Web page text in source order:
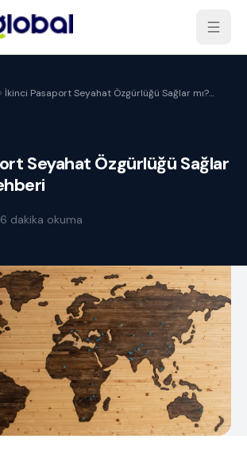
İkinci Pasaport Seyahat Özgürlüğü Sağlar mı?
Seyahat Özgürlüğü Sağlar
6 dakika okuma